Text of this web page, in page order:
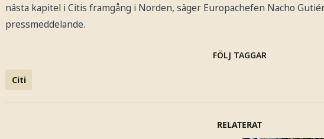
nästa kapitel i Citis framgång i Norden, säger Europachefen Nacho
pressmeddelande.
FÖLJ TAGGAR
Citi
RELATERAT